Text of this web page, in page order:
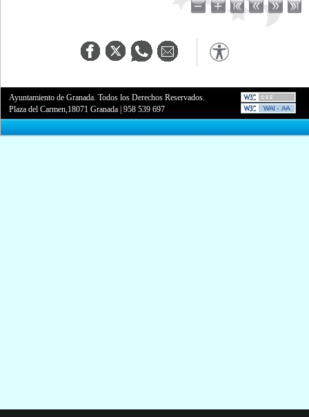
Ayuntamiento de Granada. Todos los Derechos Reservados.
Plaza del Carmen,18071 Granada |958 539 697